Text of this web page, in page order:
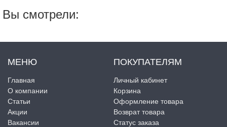
Вы смотрели:
МЕНЮ
Главная
О компании
Статьи
Акции
Вакансии
ПОКУПАТЕЛЯМ
Личный кабинет
Корзина
Оформление товара
Возврат товара
Статус заказа